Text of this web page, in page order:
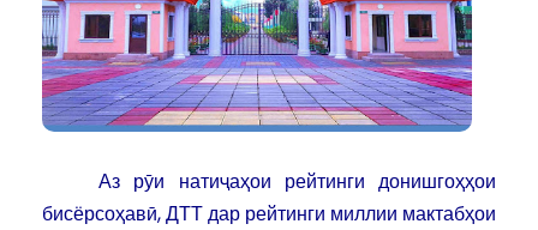
Аз рӯи натиҷаҳои рейтинги донишгоҳҳои
бисёрсоҳавӣ, ДТТ дар рейтинги миллии мактабҳои